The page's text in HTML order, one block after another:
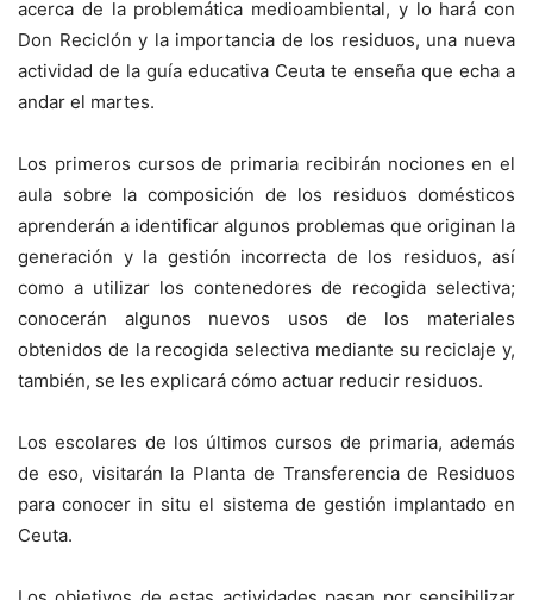
acerca de la problemática medioambiental, y lo hará con
Don Reciclón y la importancia de los residuos, una nueva
actividad de la guía educativa Ceuta te enseña que echa a
andar el martes.
Los primeros cursos de primaria recibirán nociones en el
aula sobre la composición de los residuos domésticos
aprenderán a identificar algunos problemas que originan la
generación y la gestión incorrecta de los residuos, así
como a utilizar los contenedores de recogida selectiva;
conocerán algunos nuevos usos de los materiales
obtenidos de la recogida selectiva mediante su reciclaje y,
también, se les explicará cómo actuar reducir residuos.
Los escolares de los últimos cursos de primaria, además
de eso, visitarán la Planta de Transferencia de Residuos
para conocer in situ el sistema de gestión implantado en
Ceuta.